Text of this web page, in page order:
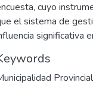
cuyo
el sistema de
significativa